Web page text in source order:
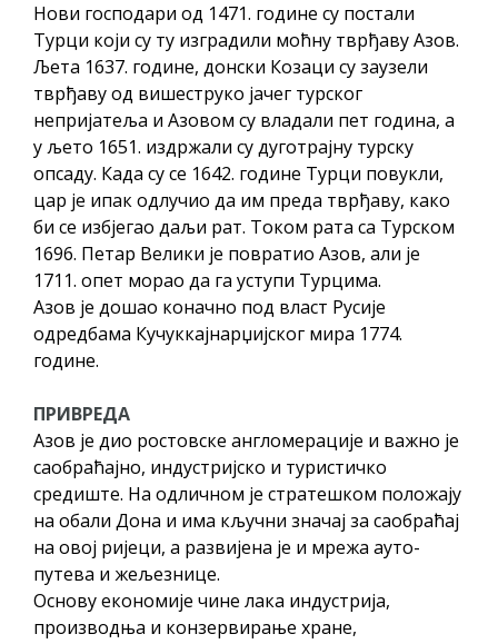
Нови господари од 1471. године су постали
Турци који су ту изградили моћну тврђаву Азов.
Љета 1637. године, донски Козаци су заузели
тврђаву од вишеструко јачег турског
непријатеља и Азовом су владали пет година, а
у љето 1651. издржали су дуготрајну турску
опсаду. Када су се 1642. године Турци повукли,
цар је ипак одлучио да им преда тврђаву, како
би се избјегао даљи рат. Током рата са Турском
1696. Петар Велики је повратио Азов, али је
1711. опет морао да га уступи Турцима.
Азов је дошао коначно под власт Русије
одредбама Кучуккајнарџијског мира 1774.
године.
ПРИВРЕДА
Азов је дио ростовске англомерације и важно је
саобраћајно, индустријско и туристичко
средиште. На одличном је стратешком положају
на обали Дона и има кључни значај за саобраћај
на овој ријеци, а развијена је и мрежа ауто-
путева и жељезнице.
Основу економије чине лака индустрија,
производња и конзервирање хране,